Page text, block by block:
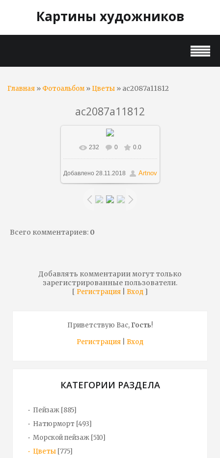
Картины художников
Главная » Фотоальбом» Цветы » ac2087a11812
ac2087a11812
В реальном размере
861x993/ 203.0Kb
232 0 0.0
Добавлено 28.11.2018 Artnov
Всего комментариев: 0
Добавлять комментарии могут только
зарегистрированные пользователи.
[ Регистрация Вход ]
Приветствую Вас,Гость!
Регистрация
Вход
КАТЕГОРИИ РАЗДЕЛА
Пейзаж [885]
Натюрморт [493]
Морской пейзаж [510]
Цветы [775]